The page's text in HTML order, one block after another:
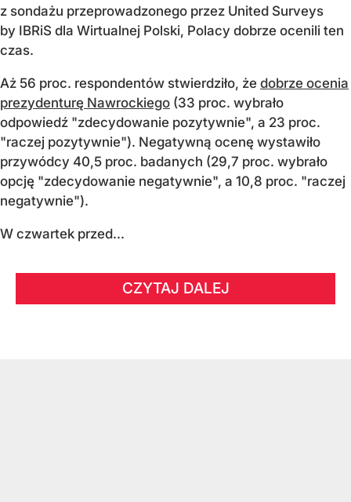
z sondażu przeprowadzonego przez United Surveys
by IBRiS dla Wirtualnej Polski, Polacy dobrze ocenili ten
czas.
Aż 56 proc. respondentów stwierdziło, że dobrze ocenia
prezydenturę Nawrockiego (33 proc. wybrało
odpowiedź "zdecydowanie pozytywnie", a 23 proc.
"raczej pozytywnie"). Negatywną ocenę wystawiło
przywódcy 40,5 proc. badanych (29,7 proc. wybrało
opcję "zdecydowanie negatywnie", a 10,8 proc. "raczej
negatywnie").
W czwartek przed...
CZYTAJ DALEJ